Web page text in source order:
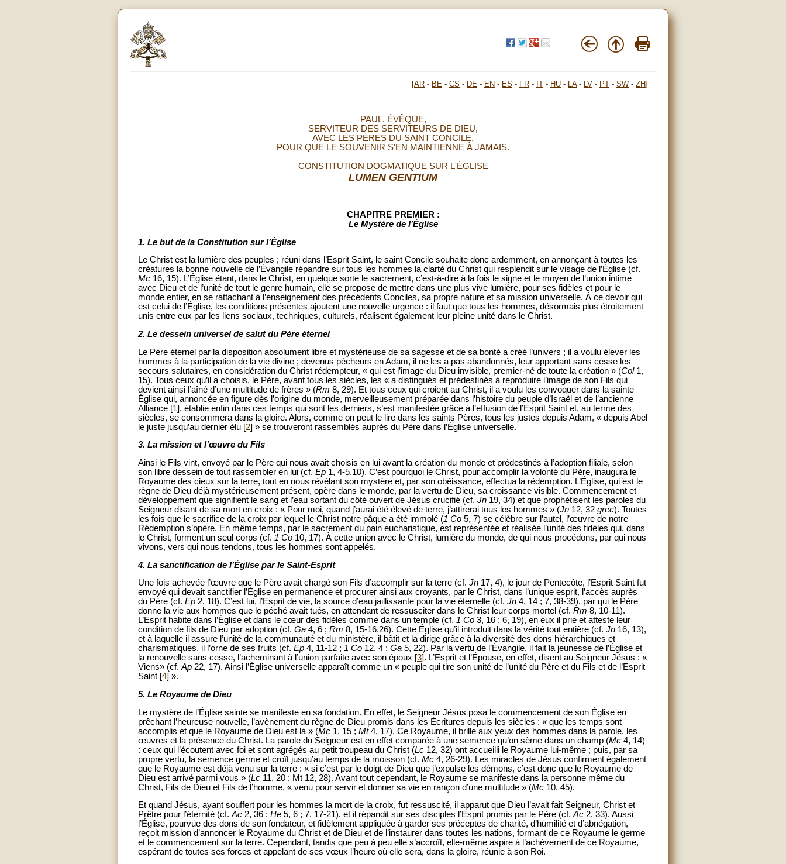
[AR - BE - CS - DE - EN - ES - FR - IT - HU - LA- LV - PT - SW - ZH]
PAUL, ÉVÊQUE,
SERVITEUR DES SERVITEURS DE DIEU,
AVEC LES PÈRES DU SAINT CONCILE,
POUR QUE LE SOUVENIR S'EN MAINTIENNE À JAMAIS.
CONSTITUTION DOGMATIQUE SUR L'ÉGLISE
LUMEN GENTIUM
CHAPITRE PREMIER :
Le Mystère de l’Église
1. Le but de la Constitution sur l’Église
Le Christ est la lumière des peuples ; réuni dans l’Esprit Saint, le saint Concile souhaite donc ardemment, en annonçant à toutes les
créatures la bonne nouvelle de l’Évangile répandre sur tous les hommes la clarté du Christ qui resplendit sur le visage de l’Église (cf.
Mc 16, 15). L’Église étant, dans le Christ, en quelque sorte le sacrement, c’est-à-dire à la fois le signe et le moyen de l’union intime
avec Dieu et de l’unité de tout le genre humain, elle se propose de mettre dans une plus vive lumière, pour ses fidèles et pour le
monde entier, en se rattachant à l’enseignement des précédents Conciles, sa propre nature et sa mission universelle. À ce devoir qui
est celui de l’Église, les conditions présentes ajoutent une nouvelle urgence : il faut que tous les hommes, désormais plus étroitement
unis entre eux par les liens sociaux, techniques, culturels, réalisent également leur pleine unité dans le Christ.
2. Le dessein universel de salut du Père éternel
Le Père éternel par la disposition absolument libre et mystérieuse de sa sagesse et de sa bonté a créé l’univers ; il a voulu élever les
hommes à la participation de la vie divine ; devenus pécheurs en Adam, il ne les a pas abandonnés, leur apportant sans cesse les
secours salutaires, en considération du Christ rédempteur, « qui est l’image du Dieu invisible, premier-né de toute la création » (Col1,
15). Tous ceux qu’il a choisis, le Père, avant tous les siècles, les « a distingués et prédestinés à reproduire l’image de son Fils qui
devient ainsi l’aîné d’une multitude de frères » (Rm 8, 29). Et tous ceux qui croient au Christ, il a voulu les convoquer dans la sainte
Église qui, annoncée en figure dès l’origine du monde, merveilleusement préparée dans l’histoire du peuple d’Israël et de l’ancienne
Alliance [1], établie enfin dans ces temps qui sont les derniers, s’est manifestée grâce à l’effusion de l’Esprit Saint et, au terme des
siècles, se consommera dans la gloire. Alors, comme on peut le lire dans les saints Pères, tous les justes depuis Adam, « depuis Abel
le juste jusqu’au dernier élu [2] » se trouveront rassemblés auprès du Père dans l’Église universelle.
3. La mission et l’œuvre du Fils
Ainsi le Fils vint, envoyé par le Père qui nous avait choisis en lui avant la création du monde et prédestinés à l’adoption filiale, selon
son libre dessein de tout rassembler en lui (cf. Ep 1, 4-5.10). C’est pourquoi le Christ, pour accomplir la volonté du Père, inaugura le
Royaume des cieux sur la terre, tout en nous révélant son mystère et, par son obéissance, effectua la rédemption. L’Église, qui est le
règne de Dieu déjà mystérieusement présent, opère dans le monde, par la vertu de Dieu, sa croissance visible. Commencement et
développement que signifient le sang et l’eau sortant du côté ouvert de Jésus crucifié (cf. Jn 19, 34) et que prophétisent les paroles du
Seigneur disant de sa mort en croix : « Pour moi, quand j’aurai été élevé de terre, j’attirerai tous les hommes » (Jn 12, 32 grec). Toutes
les fois que le sacrifice de la croix par lequel le Christ notre pâque a été immolé (1 Co 5, 7) se célèbre sur l’autel, l’œuvre de notre
Rédemption s’opère. En même temps, par le sacrement du pain eucharistique, est représentée et réalisée l’unité des fidèles qui, dans
le Christ, forment un seul corps (cf. 1 Co 10, 17). À cette union avec le Christ, lumière du monde, de qui nous procédons, par qui nous
vivons, vers qui nous tendons, tous les hommes sont appelés.
4. La sanctification de l’Église par le Saint-Esprit
Une fois achevée l’œuvre que le Père avait chargé son Fils d’accomplir sur la terre (cf. Jn 17, 4), le jour de Pentecôte, l’Esprit Saint fut
envoyé qui devait sanctifier l’Église en permanence et procurer ainsi aux croyants, par le Christ, dans l’unique esprit, l’accès auprès
du Père (cf. Ep 2, 18). C’est lui, l’Esprit de vie, la source d’eau jaillissante pour la vie éternelle (cf. Jn 4, 14 ; 7, 38-39), par qui le Père
donne la vie aux hommes que le péché avait tués, en attendant de ressusciter dans le Christ leur corps mortel (cf. Rm 8, 10-11).
L’Esprit habite dans l’Église et dans le cœur des fidèles comme dans un temple (cf. 1 Co 3, 16 ; 6, 19), en eux il prie et atteste leur
condition de fils de Dieu par adoption (cf. Ga 4, 6 ; Rm 8, 15-16.26). Cette Église qu’il introduit dans la vérité tout entière (cf. Jn 16, 13),
et à laquelle il assure l’unité de la communauté et du ministère, il bâtit et la dirige grâce à la diversité des dons hiérarchiques et
charismatiques, il l’orne de ses fruits (cf. Ep 4, 11-12 ; 1 Co 12, 4 ; Ga 5, 22). Par la vertu de l’Évangile, il fait la jeunesse de l’Église et
la renouvelle sans cesse, l’acheminant à l’union parfaite avec son époux [3]. L’Esprit et l’Épouse, en effet, disent au Seigneur Jésus : «
Viens» (cf. Ap 22, 17). Ainsi l’Église universelle apparaît comme un « peuple qui tire son unité de l’unité du Père et du Fils et de l’Esprit
Saint [4] ».
5. Le Royaume de Dieu
Le mystère de l’Église sainte se manifeste en sa fondation. En effet, le Seigneur Jésus posa le commencement de son Église en
prêchant l’heureuse nouvelle, l’avènement du règne de Dieu promis dans les Écritures depuis les siècles : « que les temps sont
accomplis et que le Royaume de Dieu est là » (Mc 1, 15 ; Mt4, 17). Ce Royaume, il brille aux yeux des hommes dans la parole, les
œuvres et la présence du Christ. La parole du Seigneur est en effet comparée à une semence qu’on sème dans un champ (Mc 4, 14)
: ceux qui l’écoutent avec foi et sont agrégés au petit troupeau du Christ (Lc 12, 32) ont accueilli le Royaume lui-même ; puis, par sa
propre vertu, la semence germe et croît jusqu’au temps de la moisson (cf. Mc 4, 26-29). Les miracles de Jésus confirment également
que le Royaume est déjà venu sur la terre : « si c’est par le doigt de Dieu que j’expulse les démons, c’est donc que le Royaume de
Dieu est arrivé parmi vous » (Lc 11, 20 ; Mt 12, 28). Avant tout cependant, le Royaume se manifeste dans la personne même du
Christ, Fils de Dieu et Fils de l’homme, « venu pour servir et donner sa vie en rançon d’une multitude » (Mc 10, 45).
Et quand Jésus, ayant souffert pour les hommes la mort de la croix, fut ressuscité, il apparut que Dieu l’avait fait Seigneur, Christ et
Prêtre pour l’éternité (cf. Ac 2, 36 ; He 5, 6 ; 7, 17-21), et il répandit sur ses disciples l’Esprit promis par le Père (cf. Ac 2, 33). Aussi
l’Église, pourvue des dons de son fondateur, et fidèlement appliquée à garder ses préceptes de charité, d’humilité et d’abnégation,
reçoit mission d’annoncer le Royaume du Christ et de Dieu et de l’instaurer dans toutes les nations, formant de ce Royaume le germe
et le commencement sur la terre. Cependant, tandis que peu à peu elle s’accroît, elle-même aspire à l’achèvement de ce Royaume,
espérant de toutes ses forces et appelant de ses vœux l’heure où elle sera, dans la gloire, réunie à son Roi.